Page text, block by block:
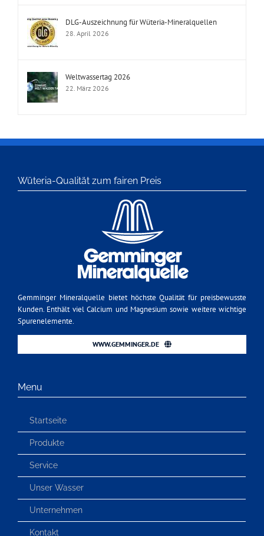
DLG-Auszeichnung für Wüteria-Mineralquellen
28. April 2026
Weltwassertag 2026
22. März 2026
Wüteria-Qualität zum fairen Preis
Gemminger Mineralquelle bietet höchste Qualität für preisbewusste
Kunden. Enthält viel Calcium und Magnesium sowie weitere wichtige
Spurenelemente.
WWW.GEMMINGER.DE
Menu
Startseite
Produkte
Service
Unser Wasser
Unternehmen
Kontakt